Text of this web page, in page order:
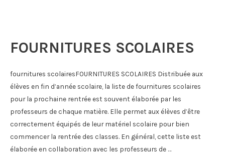
–
2025
FOURNITURES SCOLAIRES
fournitures scolairesFOURNITURES SCOLAIRES Distribuée aux
élèves en fin d’année scolaire, la liste de fournitures scolaires
pour la prochaine rentrée est souvent élaborée par les
professeurs de chaque matière. Elle permet aux élèves d’être
correctement équipés de leur matériel scolaire pour bien
commencer la rentrée des classes. En général, cette liste est
élaborée en collaboration avec les professeurs de …